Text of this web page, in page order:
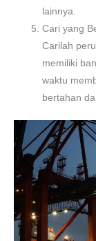
lainnya.
Cari yang
Carilah
memiliki
waktu
bertahan